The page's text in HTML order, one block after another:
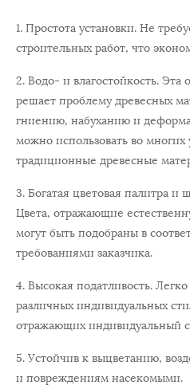
1. Простота установки. Не
строительных работ, что
2. Водо- и влагостойкость. Эта
решает проблему древесных
гниению, набуханию и
можно использовать во многих
традиционные древесные
3. Богатая цветовая палитра и
Цвета, отражающие
могут быть подобраны в
требованиями заказчика.
4. Высокая податливость.
различных индивидуальных
отражающих индивидуальный
5. Устойчив к выцветанию,
и повреждениям насекомыми.